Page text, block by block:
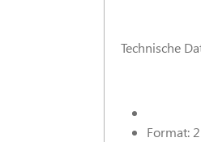
Technische
Format: